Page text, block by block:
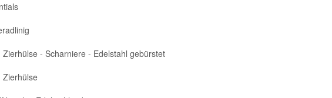
- Scharniere - Edelstahl gebürstet
Zierhülse